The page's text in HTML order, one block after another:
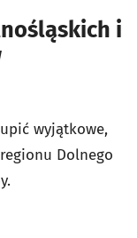
i
wyjątkowe,
Dolnego